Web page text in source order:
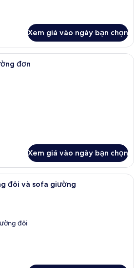
Xem giá vào ngày bạn chọn
Bàn, phòng cách âm, truy cập
đơn
Xem giá vào ngày bạn chọn
Phòng Superior, 1 giường đôi và
đôi và sofa giường
đôi